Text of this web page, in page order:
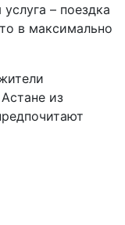
– поездка
в максимально
из